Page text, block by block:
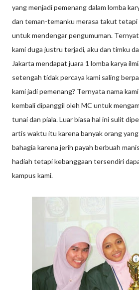
yang menjadi pemenang dalam lomba
dan teman-temanku merasa takut tetapi
untuk mendengar pengumuman.
kami duga justru terjadi, aku dan timku
Jakarta mendapat juara 1 lomba karya
setengah tidak percaya kami saling
kami jadi pemenang? Ternyata nama
kembali dipanggil oleh MC untuk
tunai dan piala. Luar biasa hal ini sulit
artis waktu itu karena banyak orang
bahagia karena jerih payah berbuah
hadiah tetapi kebanggaan tersendiri
kampus kami.